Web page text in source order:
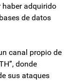
haber adquirido
de datos
canal propio de
donde
sus ataques